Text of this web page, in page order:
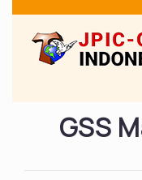
content
GSS